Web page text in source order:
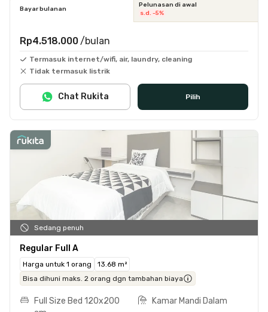
Bayar bulanan
Pelunasan di awal
s.d. -5%
Rp4.518.000 /bulan
Termasuk internet/wifi, air, laundry, cleaning
Tidak termasuk listrik
Pilih
Chat Rukita
Sedang penuh
Regular Full A
Harga untuk 1 orang
13.68 m²
Bisa dihuni maks. 2 orang dgn tambahan biaya
Full Size Bed 120x200
Kamar Mandi Dalam